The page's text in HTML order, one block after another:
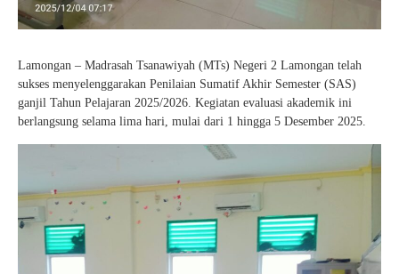
Lamongan – Madrasah Tsanawiyah (MTs) Negeri 2 Lamongan telah
sukses menyelenggarakan Penilaian Sumatif Akhir Semester (SAS)
ganjil Tahun Pelajaran 2025/2026. Kegiatan evaluasi akademik ini
berlangsung selama lima hari, mulai dari 1 hingga 5 Desember 2025.